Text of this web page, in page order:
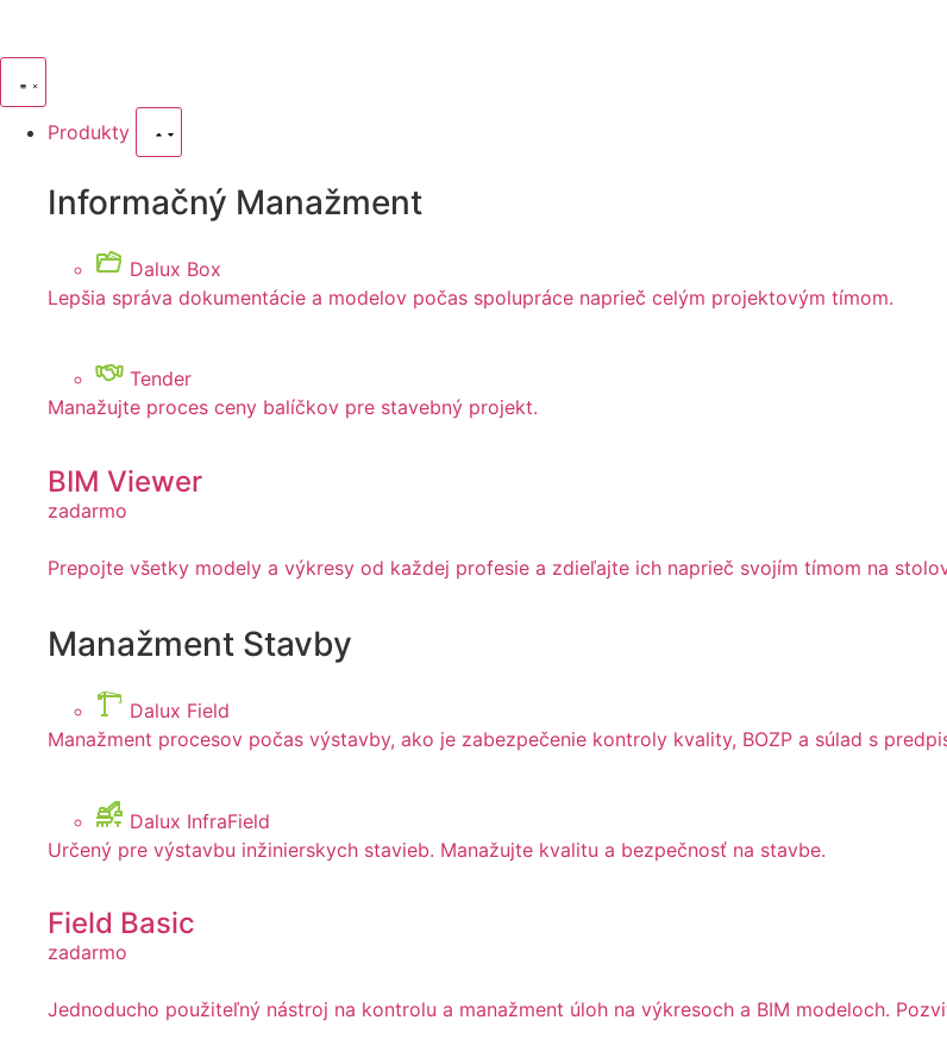
Produkty
Informačný Manažment
Dalux Box
Lepšia správa dokumentácie a modelov počas spolupráce naprieč celým projektovým tímom.
Tender
Manažujte proces ceny balíčkov pre stavebný projekt.
BIM Viewer
zadarmo
Prepojte všetky modely a výkresy od každej profesie a zdieľajte ich naprieč svojím tímom na
Manažment Stavby
Dalux Field
Manažment procesov počas výstavby, ako je zabezpečenie kontroly kvality, BOZP a súlad s
Dalux InfraField
Určený pre výstavbu inžinierskych stavieb. Manažujte kvalitu a bezpečnosť na stavbe.
Field Basic
zadarmo
Jednoducho použiteľný nástroj na kontrolu a manažment úloh na výkresoch a BIM modeloch.